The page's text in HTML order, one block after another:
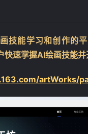
技能学习和创作的
速掌握AI绘画技能并
artWorks/